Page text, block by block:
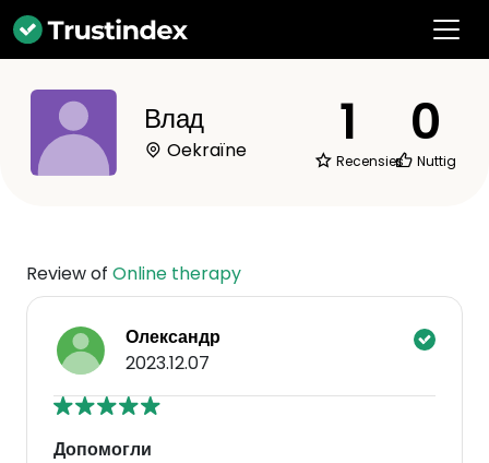
Влад
Oekraïne 1
Recensies
0
Nuttig
Review of Online therapy
Олександр
2023.12.07
Допомогли